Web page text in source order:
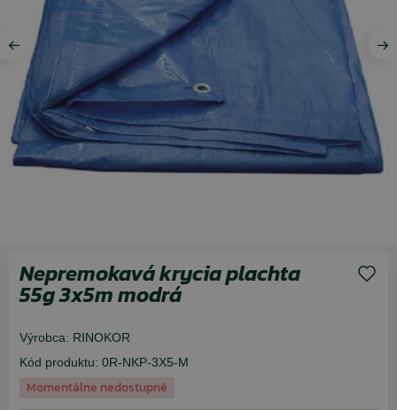
Nepremokavá krycia plachta
55g 3x5m modrá
Výrobca: RINOKOR
Kód produktu: 0R-NKP-3X5-M
Momentálne nedostupné